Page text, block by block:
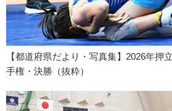
【都道府県だより・写真集】2026年押
手権・決勝（抜粋）